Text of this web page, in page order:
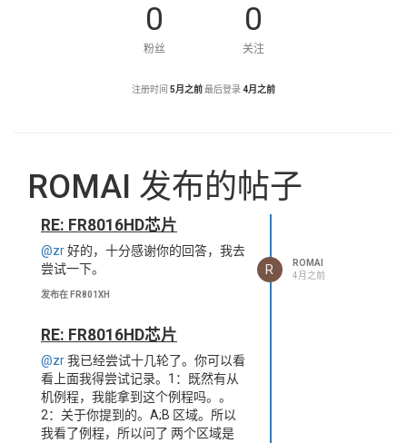
0
粉丝
0
关注
注册时间 5月之前最后登录4月之前
ROMAI 发布的帖子
RE: FR8016HD芯片
@zr好的，十分感谢你的回答，我去
尝试一下。
发布在 FR801XH
R
ROMAI
4月之前
RE: FR8016HD芯片
@zr我已经尝试十几轮了。你可以看
看上面我得尝试记录。1：既然有从
机例程，我能拿到这个例程吗。。
2：关于你提到的。A;B 区域。所以
我看了例程，所以问了 两个区域是